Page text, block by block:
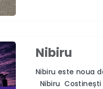
Next
Nibiru
Nibiru este noua
Nibiru